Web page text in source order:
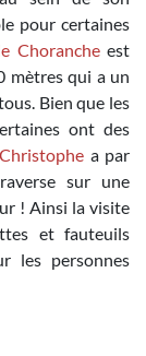
pour certaines
Chorancheest
mètres qui a un
Bien que les
ont des
a par
sur une
! Ainsi la visite
et fauteuils
les personnes